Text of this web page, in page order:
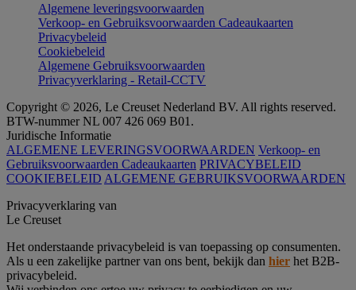
Algemene leveringsvoorwaarden
Verkoop- en Gebruiksvoorwaarden Cadeaukaarten
Privacybeleid
Cookiebeleid
Algemene Gebruiksvoorwaarden
Privacyverklaring - Retail-CCTV
Copyright © 2026, Le Creuset Nederland BV. All rights reserved.
BTW-nummer NL 007 426 069 B01.
Juridische Informatie
ALGEMENE LEVERINGSVOORWAARDEN Verkoop- en
Gebruiksvoorwaarden Cadeaukaarten PRIVACYBELEID
COOKIEBELEID ALGEMENE GEBRUIKSVOORWAARDEN
Privacyverklaring van
Le Creuset
Het onderstaande privacybeleid is van toepassing op consumenten.
Als u een zakelijke partner van ons bent, bekijk dan hier het B2B-
privacybeleid.